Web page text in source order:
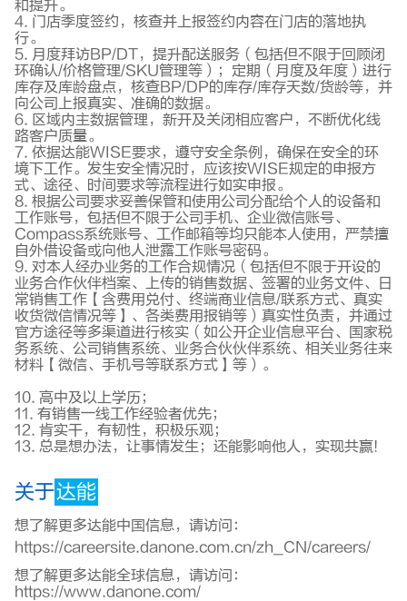
和提升。
4. 门店季度签约，核查并上报签约内容在门店的落地执
行。
5. 月度拜访BP/DT，提升配送服务（包括但不限于回顾闭
环确认/价格管理/SKU管理等）；定期（月度及年度）进行
库存及库龄盘点，核查BP/DP的库存/库存天数/货龄等，并
向公司上报真实、准确的数据。
6. 区域内主数据管理，新开及关闭相应客户，不断优化线
路客户质量。
7. 依据达能WISE要求，遵守安全条例，确保在安全的环
境下工作。发生安全情况时，应该按WISE规定的申报方
式、途径、时间要求等流程进行如实申报。
8. 根据公司要求妥善保管和使用公司分配给个人的设备和
工作账号，包括但不限于公司手机、企业微信账号、
Compass系统账号、工作邮箱等均只能本人使用，严禁擅
自外借设备或向他人泄露工作账号密码。
9. 对本人经办业务的工作合规情况（包括但不限于开设的
业务合作伙伴档案、上传的销售数据、签署的业务文件、日
常销售工作【含费用兑付、终端商业信息/联系方式、真实
收货微信情况等】、各类费用报销等）真实性负责，并通过
官方途径等多渠道进行核实（如公开企业信息平台、国家税
务系统、公司销售系统、业务合伙伙伴系统、相关业务往来
材料【微信、手机号等联系方式】等）。
10. 高中及以上学历；
11. 有销售一线工作经验者优先；
12. 肯实干，有韧性，积极乐观；
13. 总是想办法，让事情发生；还能影响他人，实现共赢!
关于达能
想了解更多达能中国信息，请访问：
https://careersite.danone.com.cn/zh_CN/careers/
想了解更多达能全球信息，请访问：
https://www.danone.com/